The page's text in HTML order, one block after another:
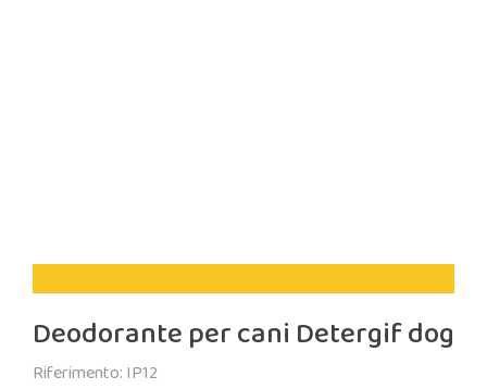
Deodorante per cani Detergif dog
Riferimento: IP12